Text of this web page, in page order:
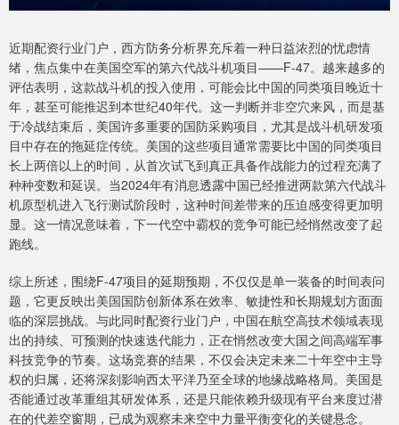
近期配资行业门户，西方防务分析界充斥着一种日益浓烈的忧虑情
绪，焦点集中在美国空军的第六代战斗机项目——F-47。越来越多的
评估表明，这款战斗机的投入使用，可能会比中国的同类项目晚近十
年，甚至可能推迟到本世纪40年代。这一判断并非空穴来风，而是基
于冷战结束后，美国许多重要的国防采购项目，尤其是战斗机研发项
目中存在的拖延症传统。美国的这些项目通常需要比中国的同类项目
长上两倍以上的时间，从首次试飞到真正具备作战能力的过程充满了
种种变数和延误。当2024年有消息透露中国已经推进两款第六代战斗
机原型机进入飞行测试阶段时，这种时间差带来的压迫感变得更加明
显。这一情况意味着，下一代空中霸权的竞争可能已经悄然改变了起
跑线。
综上所述，围绕F-47项目的延期预期，不仅仅是单一装备的时间表问
题，它更反映出美国国防创新体系在效率、敏捷性和长期规划方面面
临的深层挑战。与此同时配资行业门户，中国在航空高技术领域表现
出的持续、可预测的快速迭代能力，正在悄然改变大国之间高端军事
科技竞争的节奏。这场竞赛的结果，不仅会决定未来二十年空中主导
权的归属，还将深刻影响西太平洋乃至全球的地缘战略格局。美国是
否能通过改革重组其研发体系，还是只能依赖升级现有平台来度过潜
在的代差空窗期，已成为观察未来空中力量平衡变化的关键悬念。